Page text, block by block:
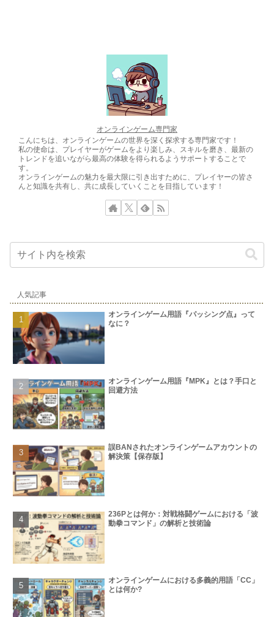
オンラインゲーム専門家
こんにちは、オンラインゲームの世界を深く探求する専門家です！
私の使命は、プレイヤーがゲームをより楽しみ、スキルを磨き、最新の
トレンドを追いながら最高の体験を得られるようサポートすることで
す。
オンラインゲームの魅力を最大限に引き出すために、プレイヤーの皆さ
んと知識を共有し、共に成長していくことを目指しています！
人気記事
オンラインゲーム用語『パッシング点』って
なに？
オンラインゲーム用語『MPK』とは？手口と
回避方法
誤BANされたオンラインゲームアカウントの
解決策【保存版】
236Pとは何か：対戦格闘ゲームにおける「波
動拳コマンド」の解析と技術論
オンラインゲームにおける多義的用語「CC」
とは何か?